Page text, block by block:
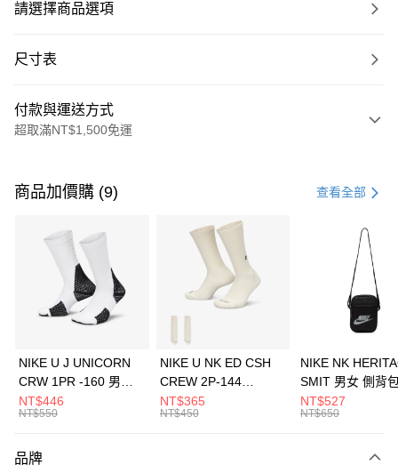
請選擇商品選項
尺寸表
付款與運送方式
超取滿NT$1,500免運
信用卡一次付款
3 期 0 利率 每期 21家銀行
合作金庫商業銀行
第一商業銀行
華南商業銀行
彰化商業銀行
上海商業儲蓄銀行
元大商業銀行
台灣樂天信用卡公司
Apple Pay
全盈+PAY
AFTEE先享後付
【關於「AFTEE先享後付」】
商品加價購 (9) 查看全部
NIKE U J UNICORN
CRW 1PR -160 男女
中統襪 FZ3393100
NT$446
NT$550
NIKE U NK ED CSH
CREW 2P-144
EMBRDY 男女 短統襪
FZ3073133
NT$365
NT$450
NIKE NK
SMIT 男女 側背
BA5871010
NT$527
NT$650
品牌